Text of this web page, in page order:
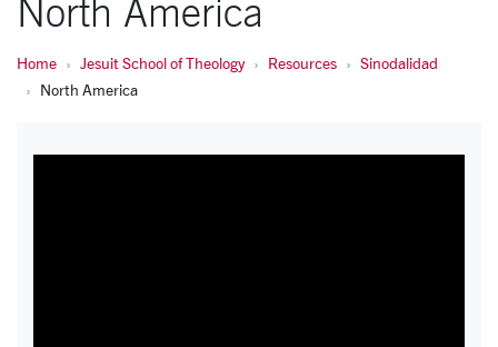
North America
Home Jesuit School of Theology Resources
Sinodalidad
North America